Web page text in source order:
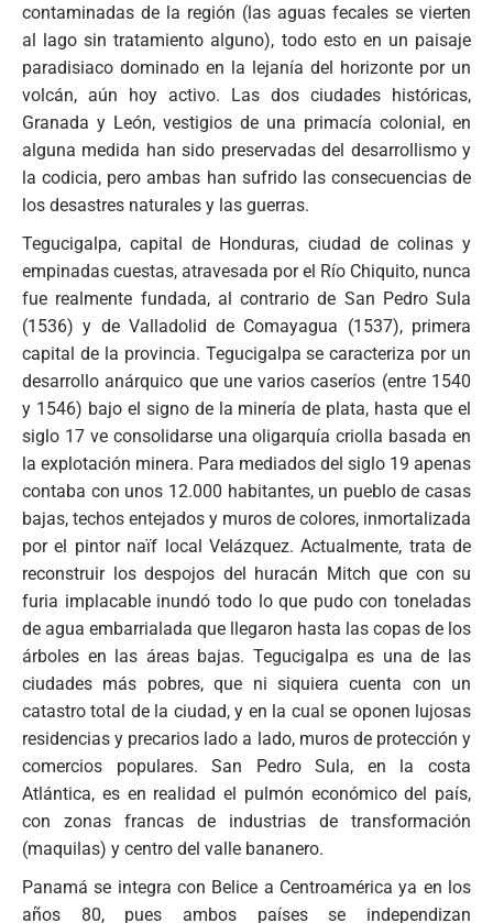
contaminadas de la región (las aguas fecales se vierten
al lago sin tratamiento alguno), todo esto en un paisaje
paradisiaco dominado en la lejanía del horizonte por un
volcán, aún hoy activo. Las dos ciudades históricas,
Granada y León, vestigios de una primacía colonial, en
alguna medida han sido preservadas del desarrollismo y
la codicia, pero ambas han sufrido las consecuencias de
los desastres naturales y las guerras.
Tegucigalpa, capital de Honduras, ciudad de colinas y
empinadas cuestas, atravesada por el Río Chiquito, nunca
fue realmente fundada, al contrario de San Pedro Sula
(1536) y de Valladolid de Comayagua (1537), primera
capital de la provincia. Tegucigalpa se caracteriza por un
desarrollo anárquico que une varios caseríos (entre 1540
y 1546) bajo el signo de la minería de plata, hasta que el
siglo 17 ve consolidarse una oligarquía criolla basada en
la explotación minera. Para mediados del siglo 19 apenas
contaba con unos 12.000 habitantes, un pueblo de casas
bajas, techos entejados y muros de colores, inmortalizada
por el pintor naïf local Velázquez. Actualmente, trata de
reconstruir los despojos del huracán Mitch que con su
furia implacable inundó todo lo que pudo con toneladas
de agua embarrialada que llegaron hasta las copas de los
árboles en las áreas bajas. Tegucigalpa es una de las
ciudades más pobres, que ni siquiera cuenta con un
catastro total de la ciudad, y en la cual se oponen lujosas
residencias y precarios lado a lado, muros de protección y
comercios populares. San Pedro Sula, en la costa
Atlántica, es en realidad el pulmón económico del país,
con zonas francas de industrias de transformación
(maquilas) y centro del valle bananero.
Panamá se integra con Belice a Centroamérica ya en los
años 80, pues ambos países se independizan